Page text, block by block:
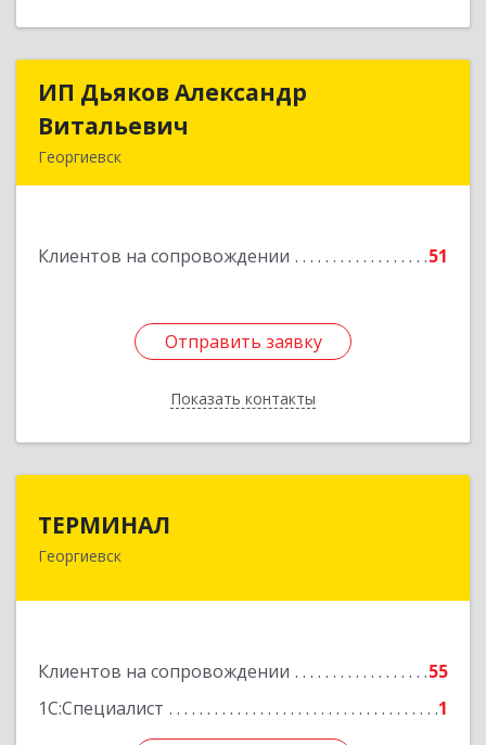
ИП Дьяков Александр
Витальевич
Георгиевск
Клиентов на сопровождении 51
Отправить заявку
Показать контакты
ИП Дьяков Александр
Отправить заявку
Назад
ТЕРМИНАЛ
Георгиевск
Клиентов на сопровождении
55
1С:Специалист
1
357820, Ставропольский край, Георгиевск г,